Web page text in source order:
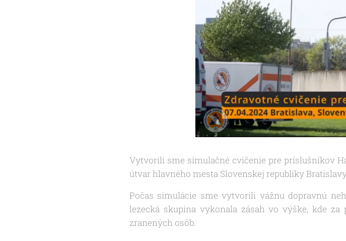
Vytvorili sme simulačné cvičenie pre príslušníkov
útvar hlavného mesta Slovenskej republiky
Počas simulácie sme vytvorili vážnu dopravnú
lezecká skupina vykonala zásah vo výške, kde
zranených osôb.